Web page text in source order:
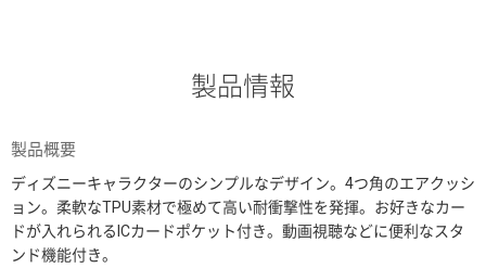
製品情報
製品概要
ディズニーキャラクターのシンプルなデザイン。4つ角のエアクッシ
ョン。柔軟なTPU素材で極めて高い耐衝撃性を発揮。お好きなカー
ドが入れられるICカードポケット付き。動画視聴などに便利なスタ
ンド機能付き。